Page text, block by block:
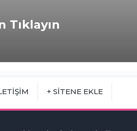
Tıklayın
+ SİTENE EKLE